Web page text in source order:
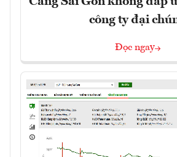
công ty đại
Đọc ngay